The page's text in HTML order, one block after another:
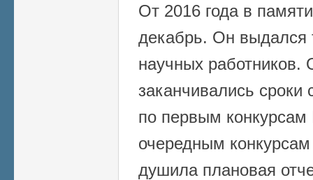
От 2016 года в
декабрь. Он выдался
научных работников.
заканчивались сроки
по первым
очередным
душила плановая